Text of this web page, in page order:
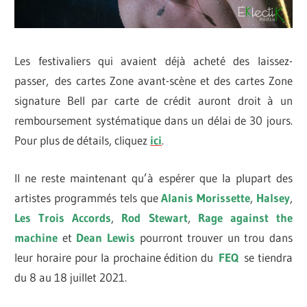
Les festivaliers qui avaient déjà acheté des laissez-
passer, des cartes Zone avant-scène et des cartes Zone
signature Bell par carte de crédit auront droit à un
remboursement systématique dans un délai de 30 jours.
Pour plus de détails, cliquez ici.
Il ne reste maintenant qu’à espérer que la plupart des
artistes programmés tels queAlanis Morissette, Halsey,
Les Trois Accords, Rod Stewart, Rage against the
machine et Dean Lewis pourront trouver un trou dans
leur horaire pour la prochaine édition du FEQ se tiendra
du 8 au 18 juillet 2021.